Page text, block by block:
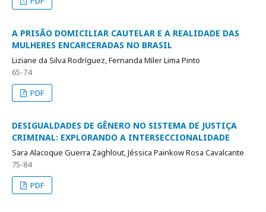
A PRISÃO DOMICILIAR CAUTELAR E A REALIDADE DAS
MULHERES ENCARCERADAS NO BRASIL
Liziane da Silva Rodríguez, Fernanda Miler Lima Pinto
65-74
PDF
DESIGUALDADES DE GÊNERO NO SISTEMA DE JUSTIÇA
CRIMINAL: EXPLORANDO A INTERSECCIONALIDADE
Sara Alacoque Guerra Zaghlout, Jéssica Painkow Rosa Cavalcante
75-84
PDF